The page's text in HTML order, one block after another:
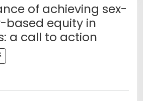
of achieving sex-
based equity in
a call to action